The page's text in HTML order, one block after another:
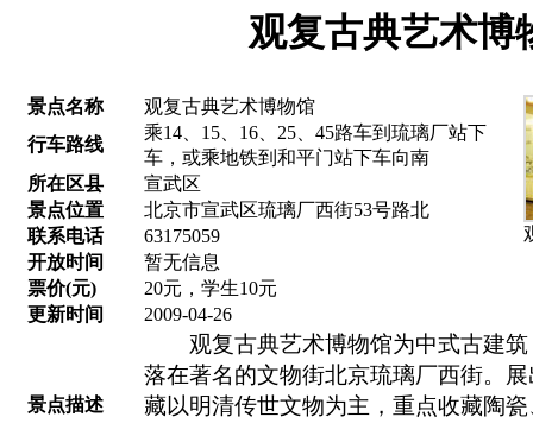
观复古典艺术博
景点名称 观复古典艺术博物馆
行车路线
乘14、15、16、25、45路车到琉璃厂站下
车，或乘地铁到和平门站下车向南
所在区县
宣武区
景点位置
北京市宣武区琉璃厂西街53号路北
联系电话
63175059
开放时间
暂无信息
票价(元)
20元，学生10元
更新时间
2009-04-26
景点描述
观复古典艺术博物馆为中式古建筑
落在著名的文物街北京琉璃厂西街。
藏以明清传世文物为主，重点收藏陶